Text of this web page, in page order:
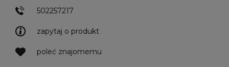
zapytaj o produkt
poleć znajomemu
502257217